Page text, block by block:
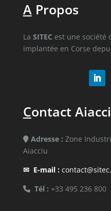
APropos
La SITEC est une société
implantée en Corse
Contact
Adresse : Zone
Aiacciu
✉ E-mail :
Tél : +33 495 236 800